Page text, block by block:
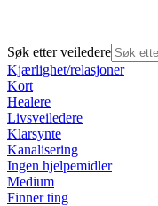
Søk etter veiledere
Kjærlighet/relasjoner
Kort
Healere
Livsveiledere
Klarsynte
Kanalisering
Ingen hjelpemidler
Medium
Finner ting